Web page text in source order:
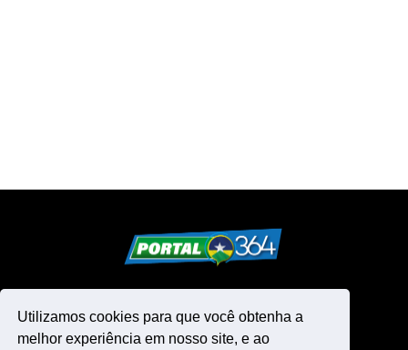
Utilizamos cookies para que você obtenha a
melhor experiência em nosso site, e ao